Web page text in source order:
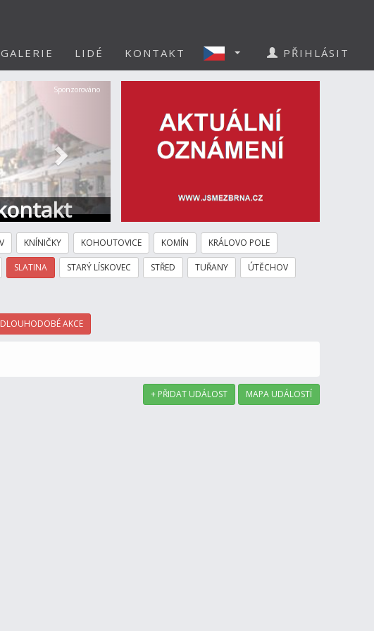
LIDÉ KONTAKT PŘIHLÁSIT
Další
Sponzorováno
KNÍNIČKY KOHOUTOVICE KOMÍN KRÁLOVO POLE
SLATINA STARÝ LÍSKOVEC STŘED TUŘANY ÚTĚCHOV
DLOUHODOBÉ AKCE
+ PŘIDAT UDÁLOST MAPA UDÁLOSTÍ